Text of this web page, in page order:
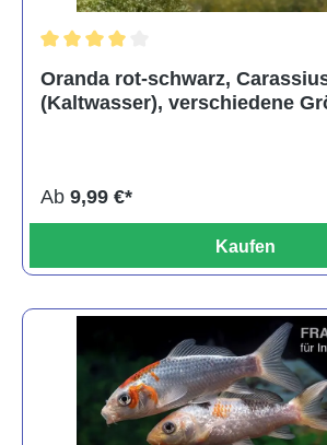
Oranda rot-schwarz,
(Kaltwasser), verschiedene
Ab 9,99 €*
Kaufen